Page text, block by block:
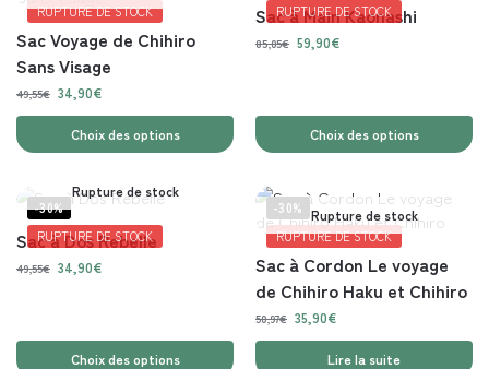
RUPTURE DE STOCK
Sac Voyage de Chihiro
Sans Visage
49,55€ 34,90€
Choix des options
RUPTURE DE STOCK
Sac à Main Kaonashi
85,05€ 59,90€
Choix des options
-30%
RUPTURE DE STOCK
Rupture de stock
Sac à Dos Rebelle
49,55€ 34,90€
Choix des options
-30%
RUPTURE DE STOCK
Rupture de stock
Sac à Cordon Le voyage
de Chihiro Haku et Chihiro
50,97€ 35,90€
Lire la suite